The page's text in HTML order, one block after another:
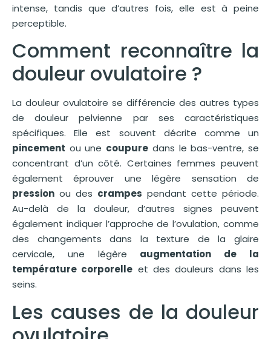
intense, tandis que d’autres fois, elle est à peine
perceptible.
Comment reconnaître la
douleur ovulatoire ?
La douleur ovulatoire se différencie des autres types
de douleur pelvienne par ses caractéristiques
spécifiques. Elle est souvent décrite comme un
pincement ou une coupure dans le bas-ventre, se
concentrant d’un côté. Certaines femmes peuvent
également éprouver une légère sensation de
pression ou des crampes pendant cette période.
Au-delà de la douleur, d’autres signes peuvent
également indiquer l’approche de l’ovulation, comme
des changements dans la texture de la glaire
cervicale, une légère augmentation de la
température corporelle et des douleurs dans les
seins.
Les causes de la douleur